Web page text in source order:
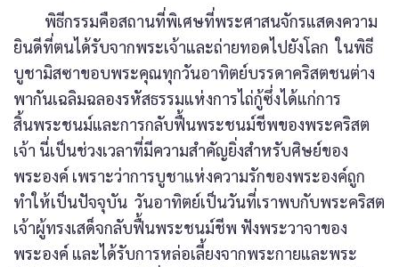
พิธีกรรมคือสถานที่พิเศษที่พระศาสนจักรแสดงความ
ยินดีที่ตนได้รับจากพระเจ้าและถ่ายทอดไปยังโลก ในพิธี
บูชามิสซาขอบพระคุณทุกวันอาทิตย์บรรดาคริสตชนต่าง
พากันเฉลิมฉลองรหัสธรรมแห่งการไถ่กู้ซึ่งได้แก่การ
สิ้นพระชนม์และการกลับฟื้นพระชนม์ชีพของพระคริสต
เจ้า นี่เป็นช่วงเวลาที่มีความสำคัญยิ่งสำหรับศิษย์ของ
พระองค์ เพราะว่าการบูชาแห่งความรักของพระองค์ถูก
ทำให้เป็นปัจจุบัน วันอาทิตย์เป็นวันที่เราพบกับพระคริสต
เจ้าผู้ทรงเสด็จกลับฟื้นพระชนม์ชีพ ฟังพระวาจาของ
พระองค์ และได้รับการหล่อเลี้ยงจากพระกายและพระ